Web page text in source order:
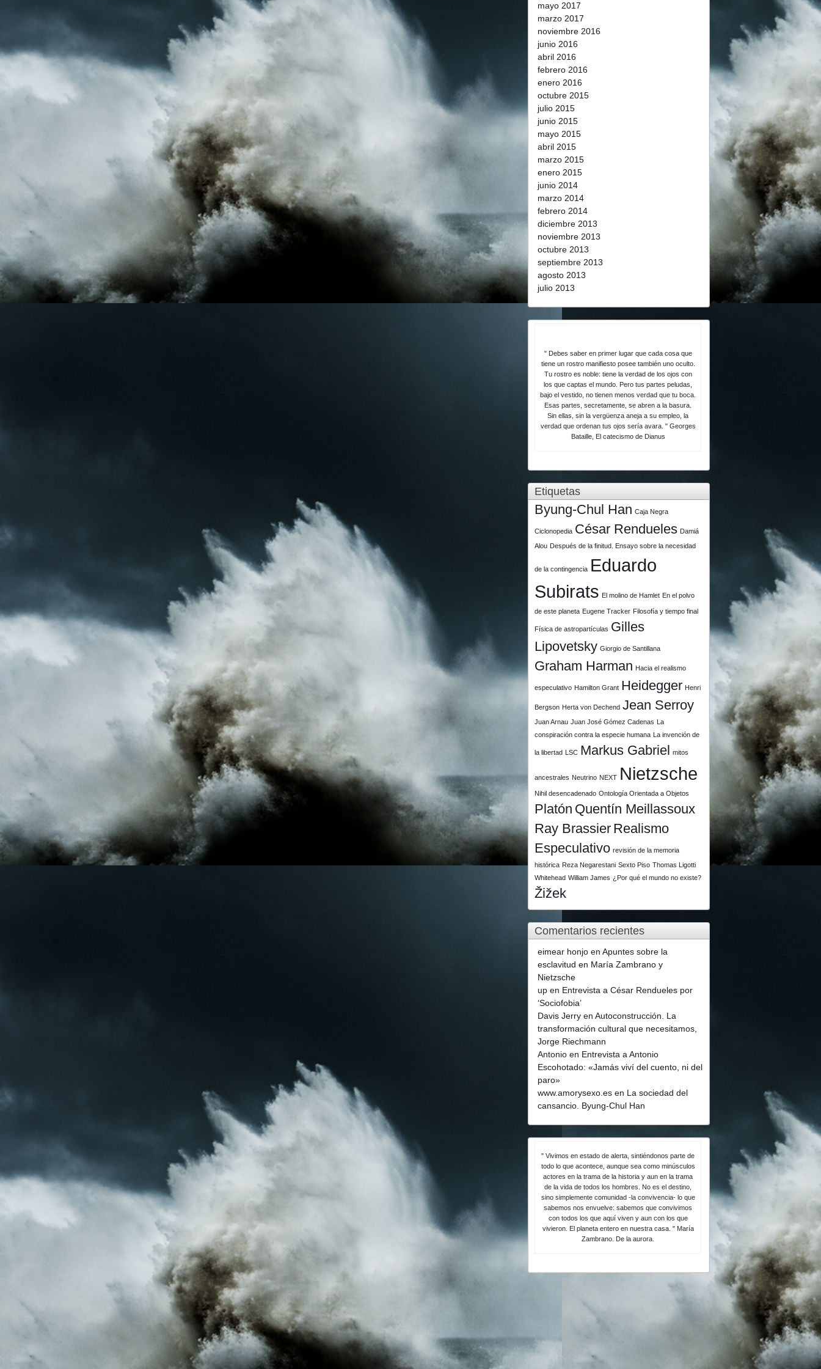
mayo 2017
marzo 2017
noviembre 2016
junio 2016
abril 2016
febrero 2016
enero 2016
octubre 2015
julio 2015
junio 2015
mayo 2015
abril 2015
marzo 2015
enero 2015
junio 2014
marzo 2014
febrero 2014
diciembre 2013
noviembre 2013
octubre 2013
septiembre 2013
agosto 2013
julio 2013
" Debes saber en primer lugar que cada cosa que
tiene un rostro manifiesto posee también uno oculto.
Tu rostro es noble: tiene la verdad de los ojos con
los que captas el mundo. Pero tus partes peludas,
bajo el vestido, no tienen menos verdad que tu boca.
Esas partes, secretamente, se abren a la basura.
Sin ellas, sin la vergüenza aneja a su empleo, la
verdad que ordenan tus ojos sería avara. " Georges
Bataille, El catecismo de Dianus
Etiquetas
Byung-Chul Han Caja Negra
Ciclonopedia César Rendueles Damiá
Alou Después de la finitud. Ensayo sobre la necesidad
de la contingencia Eduardo
Subirats El molino de Hamlet En el polvo
de este planeta Eugene Tracker Filosofía y tiempo final
Física de astropartículas Gilles
Lipovetsky Giorgio de Santillana
Graham Harman Hacia el realismo
especulativo Hamilton Grant Heidegger Henri
Bergson Herta von Dechend Jean Serroy
Juan Arnau Juan José Gómez Cadenas La
conspiración contra la especie humana La invención de
la libertad LSC Markus Gabriel mitos
ancestrales Neutrino NEXT Nietzsche
Nihil desencadenado Ontología Orientada a Objetos
Platón Quentín Meillassoux
Ray Brassier Realismo
Especulativo revisión de la memoria
histórica Reza Negarestani Sexto Piso Thomas Ligotti
Whitehead William James ¿Por qué el mundo no existe?
Žižek
Comentarios recientes
eimear honjo enApuntes sobre la
esclavitud en María Zambrano y
Nietzsche
up en Entrevista a César Rendueles por
‘Sociofobia’
Davis Jerry enAutoconstrucción. La
transformación cultural que necesitamos,
Jorge Riechmann
Antonio en Entrevista a Antonio
Escohotado: «Jamás viví del cuento, ni del
paro»
www.amorysexo.es en La sociedad del
cansancio. Byung-Chul Han
" Vivimos en estado de alerta, sintiéndonos parte de
todo lo que acontece, aunque sea como minúsculos
actores en la trama de la historia y aun en la trama
de la vida de todos los hombres. No es el destino,
sino simplemente comunidad -la convivencia- lo que
sabemos nos envuelve: sabemos que convivimos
con todos los que aquí viven y aun con los que
vivieron. El planeta entero en nuestra casa. " María
Zambrano. De la aurora.